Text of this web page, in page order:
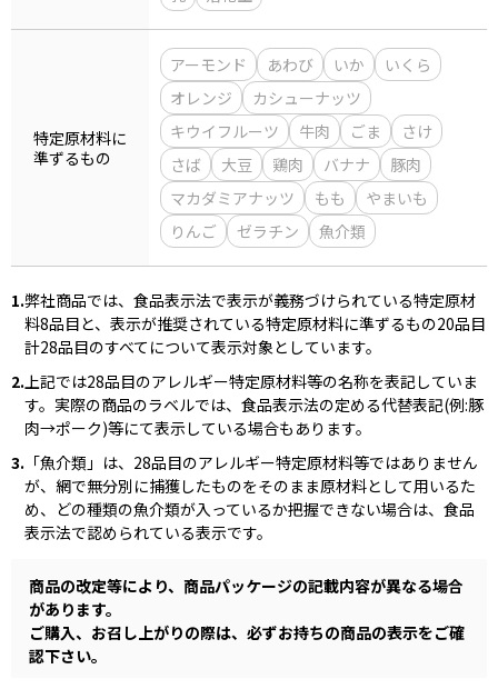
新鮮一番
氷熟®︎
だしパック
特定原材料に
準ずるもの
アーモンド あわび いか
いくら
オレンジ
カシューナッツ
キウイフルーツ
牛肉 ごま
さけ
さば
大豆 鶏肉 バナナ
豚肉
マカダミアナッツ
もも
やまいも
りんご
ゼラチン 魚介類
1.弊社商品では、食品表示法で表示が義務づけられている特定原材
料8品目と、表示が推奨されている特定原材料に準ずるもの20品目
計28品目のすべてについて表示対象としています。
2. 上記では28品目のアレルギー特定原材料等の名称を表記していま
す。実際の商品のラベルでは、食品表示法の定める代替表記(例:豚
肉→ポーク)等にて表示している場合もあります。
3. 「魚介類」は、28品目のアレルギー特定原材料等ではありません
が、網で無分別に捕獲したものをそのまま原材料として用いるた
め、どの種類の魚介類が入っているか把握できない場合は、食品
表示法で認められている表示です。
商品の改定等により、商品パッケージの記載内容が異なる場合
があります。
ご購入、お召し上がりの際は、必ずお持ちの商品の表示をご確
認下さい。